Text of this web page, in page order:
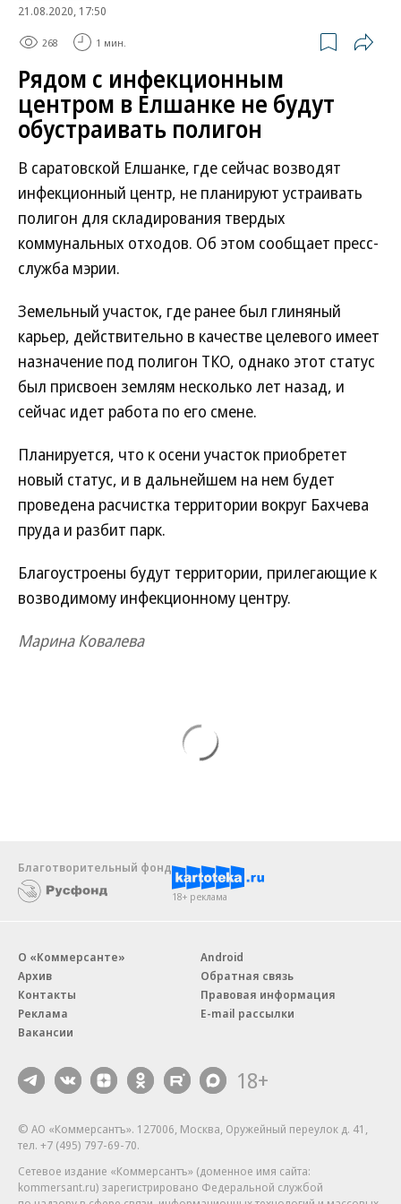
21.08.2020, 17:50
268 1 мин.
Рядом с инфекционным
центром в Елшанке не будут
обустраивать полигон
В саратовской Елшанке, где сейчас возводят
инфекционный центр, не планируют устраивать
полигон для складирования твердых
коммунальных отходов. Об этом сообщает пресс-
служба мэрии.
Земельный участок, где ранее был глиняный
карьер, действительно в качестве целевого имеет
назначение под полигон ТКО, однако этот статус
был присвоен землям несколько лет назад, и
сейчас идет работа по его смене.
Планируется, что к осени участок приобретет
новый статус, и в дальнейшем на нем будет
проведена расчистка территории вокруг Бахчева
пруда и разбит парк.
Благоустроены будут территории, прилегающие к
возводимому инфекционному центру.
Марина Ковалева
Благотворительный фонд
18+ реклама
О «Коммерсанте»
Архив
Контакты
Реклама
Вакансии
Android
Обратная связь
Правовая информация
E-mail рассылки
18+
© АО «Коммерсантъ». 127006, Москва, Оружейный переулок д. 41,
тел. +7 (495) 797-69-70.
Сетевое издание «Коммерсантъ» (доменное имя сайта:
kommersant.ru) зарегистрировано Федеральной службой